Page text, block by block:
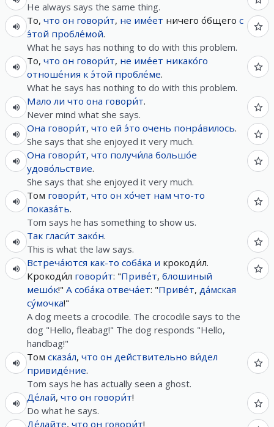
He always says the same thing.
То, что он говори́т, не име́ет ничего о́бщего с
э́той пробле́мой.
What he says has nothing to do with this problem.
То, что он говори́т, не име́ет никако́го
отноше́ния к э́той пробле́ме.
What he says has nothing to do with this problem.
Мало ли что она говори́т.
Never mind what she says.
Она говори́т, что ей э́то очень понра́вилось.
She says that she enjoyed it very much.
Она говори́т, что получи́ла большо́е
удово́льствие.
She says that she enjoyed it very much.
Том говори́т, что он хо́чет нам что-то
показа́ть.
Tom says he has something to show us.
Так гласи́т зако́н.
This is what the law says.
Встреча́ются как-то соба́ка и крокоди́л.
Крокоди́л говори́т: "Приве́т, блошиный
мешо́к!" А соба́ка отвеча́ет: "Приве́т, да́мская
су́мочка!"
A dog meets a crocodile. The crocodile says to the
dog "Hello, fleabag!" The dog responds "Hello,
handbag!"
Том сказа́л, что он действительно ви́дел
привиде́ние.
Tom says he has actually seen a ghost.
Де́лай, что он говори́т!
Do what he says.
Де́лайте, что он говори́т!